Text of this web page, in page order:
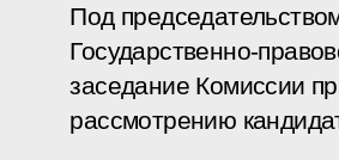
Под
Государственно-
заседание Комиссии
рассмотрению